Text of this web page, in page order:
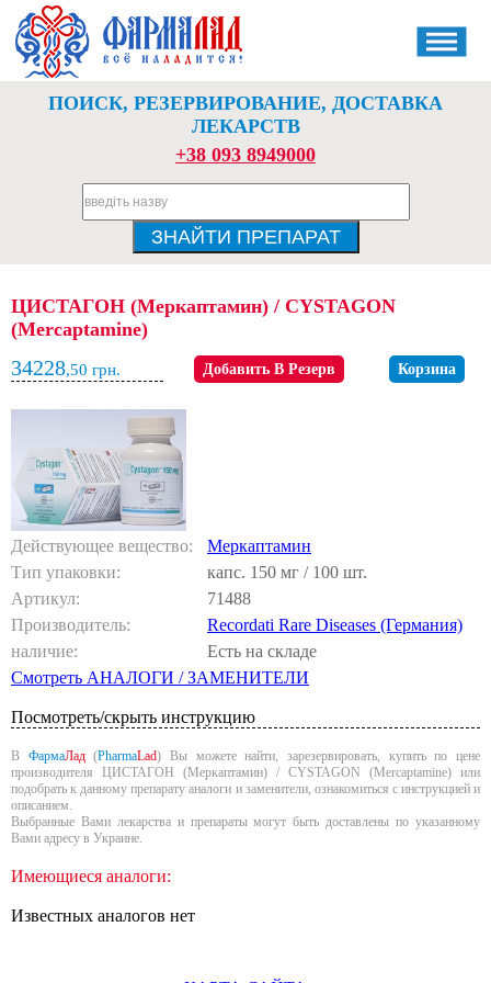
ПОИСК, РЕЗЕРВИРОВАНИЕ, ДОСТАВКА
ЛЕКАРСТВ
+38 093 8949000
ЦИСТАГОН (Меркаптамин) / CYSTAGON
(Mercaptamine)
34228,50 грн. Добавить В Резерв Корзина
Действующее вещество:
Меркаптамин
Тип упаковки:
капс. 150 мг / 100 шт.
Артикул:
71488
Производитель:
Recordati Rare Diseases (Германия)
наличие:
Есть на складе
Смотреть АНАЛОГИ / ЗАМЕНИТЕЛИ
Посмотреть/скрыть инструкцию
В ФармаЛад(PharmaLad) Вы можете найти, зарезервировать, купить по цене
производителя ЦИСТАГОН (Меркаптамин) / CYSTAGON (Mercaptamine) или
подобрать к данному препарату аналоги и заменители, ознакомиться с инструкцией и
описанием.
Выбранные Вами лекарства и препараты могут быть доставлены по указанному
Вами адресу в Украине.
Имеющиеся аналоги:
Известных аналогов нет